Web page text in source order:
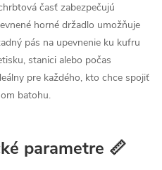
časť zabezpečujú
horné držadlo umožňuje
pás na upevnenie ku kufru
stanici alebo počas
pre každého, kto chce spojiť
batohu.
parametre 📏